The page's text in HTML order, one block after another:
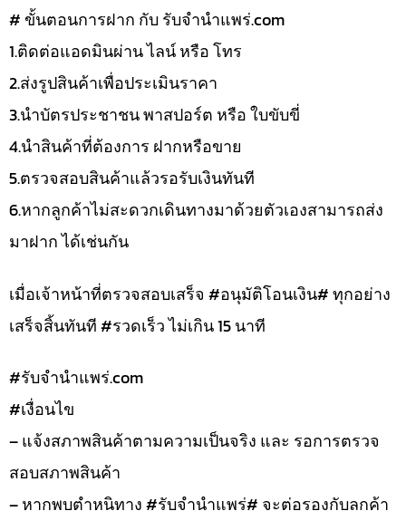
# ขั้นตอนการฝาก กับ รับจำนำแพร่.com
1.ติดต่อแอดมินผ่าน ไลน์ หรือ โทร
2.ส่งรูปสินค้าเพื่อประเมินราคา
3.นำบัตรประชาชน พาสปอร์ต หรือ ใบขับขี่
4.นำสินค้าที่ต้องการ ฝากหรือขาย
5.ตรวจสอบสินค้าแล้วรอรับเงินทันที
6.หากลูกค้าไม่สะดวกเดินทางมาด้วยตัวเองสามารถส่ง
มาฝาก ได้เช่นกัน
เมื่อเจ้าหน้าที่ตรวจสอบเสร็จ #อนุมัติโอนเงิน# ทุกอย่าง
เสร็จสิ้นทันที #รวดเร็ว ไม่เกิน 15 นาที
#รับจํานําแพร่.com
#เงื่อนไข
– แจ้งสภาพสินค้าตามความเป็นจริง และ รอการตรวจ
สอบสภาพสินค้า
– หากพบตำหนิทาง #รับจำนำแพร่# จะต่อรองกับลูกค้า